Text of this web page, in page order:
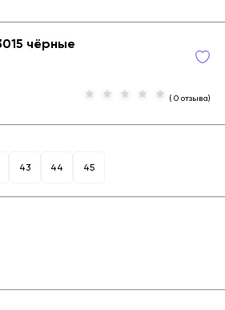
чёрные
( 0 отзыва)
43 44 45